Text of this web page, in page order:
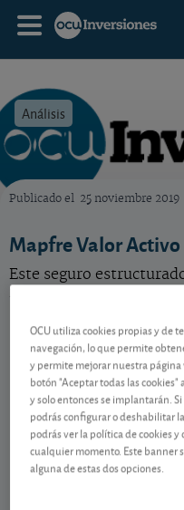
Análisis
Publicado el 25 noviembre 2019
Mapfre Valor
Este seguro
rendimiento del 3%
Gestiona tu
experta
y consigue
OCU utiliza cookies propias y de
navegación, lo que permite
y permite mejorar nuestra página
botón "Aceptar todas las
y solo entonces se implantarán.
podrás configurar o deshabilitar
podrás ver la política de cookies
cualquier momento. Este banner
alguna de estas dos opciones.